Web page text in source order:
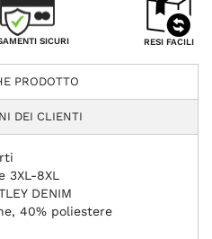
SICURI RESI FACILI
PRODOTTO
DEI CLIENTI
3XL-8XL
DENIM
40% poliestere